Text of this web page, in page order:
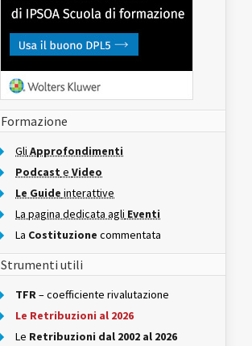
Formazione
Gli Approfondimenti
Podcast e Video
Le Guide interattive
La pagina dedicata agli Eventi
La Costituzione commentata
Strumenti utili
TFR– coefficiente rivalutazione
Le Retribuzioni al 2026
Le Retribuzioni dal 2002 al 2026